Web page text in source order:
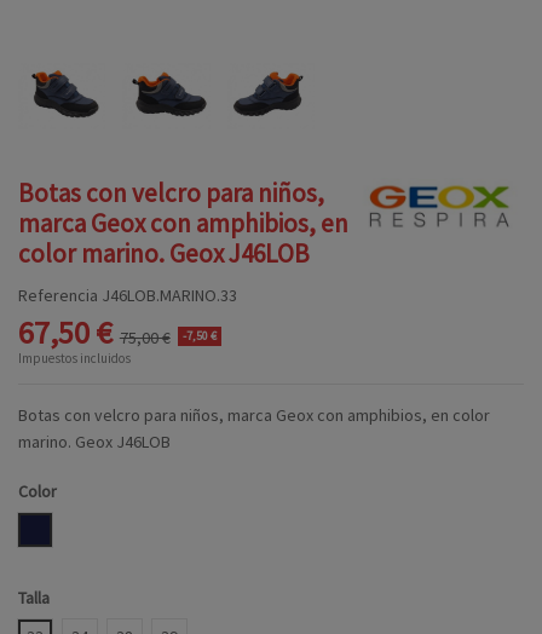
Botas con velcro para niños,
marca Geox con amphibios, en
color marino. Geox J46LOB
Referencia J46LOB.MARINO.33
67,50 € 75,00 € -7,50 €
Impuestos incluidos
Botas con velcro para niños, marca Geox con amphibios, en color
marino. Geox J46LOB
Color
Talla